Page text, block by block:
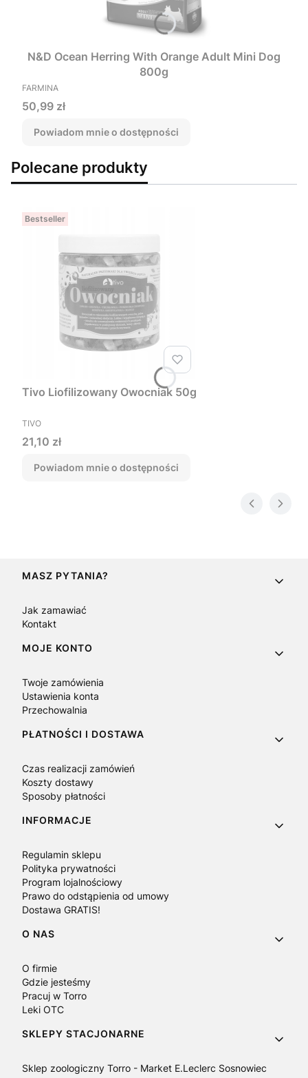
N&D Ocean Herring With Orange Adult Mini Dog
800g
PRODUCENT
FARMINA
Cena
50,99 zł
Powiadom mnie o dostępności
Polecane produkty
Bestseller
Tivo Liofilizowany Owocniak 50g
PRODUCENT
TIVO
Cena
21,10 zł
Powiadom mnie o dostępności
Linki w stopce
MASZ PYTANIA?
Jak zamawiać
Kontakt
MOJE KONTO
Twoje zamówienia
Ustawienia konta
Przechowalnia
PŁATNOŚCI I DOSTAWA
Czas realizacji zamówień
Koszty dostawy
Sposoby płatności
INFORMACJE
Regulamin sklepu
Polityka prywatności
Program lojalnościowy
Prawo do odstąpienia od umowy
Dostawa GRATIS!
O NAS
O firmie
Gdzie jesteśmy
Pracuj w Torro
Leki OTC
SKLEPY STACJONARNE
Sklep zoologiczny Torro - Market E.Leclerc Sosnowiec